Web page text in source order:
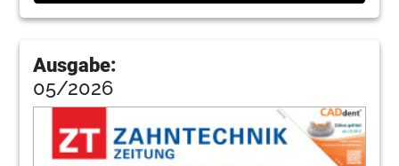
Ausgabe:
05/2026